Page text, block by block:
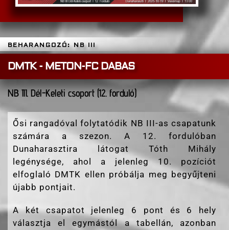
BEHARANGOZÓ: NB III
DMTK - METON-FC DABAS
NB III. Dél-Keleti csoport (12. forduló)
Ősi rangadóval folytatódik NB III-as csapatunk
számára a szezon. A 12. fordulóban
Dunaharasztira látogat Tóth Mihály
legénysége, ahol a jelenleg 10. pozíciót
elfoglaló DMTK ellen próbálja meg begyűjteni
újabb pontjait.
A két csapatot jelenleg 6 pont és 6 hely
választja el egymástól a tabellán, azonban